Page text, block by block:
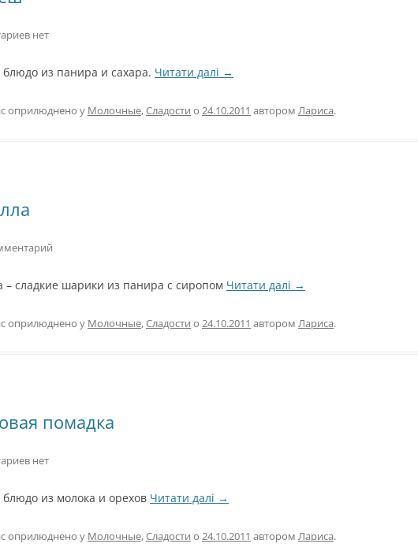
нет
блюдо из панира и сахара. Читати далі →
оприлюднено у Молочные,Сладости о 24.10.2011 автором Лариса.
– сладкие шарики из панира с сиропом Читати далі →
оприлюднено у Молочные,Сладости о 24.10.2011 автором Лариса.
помадка
нет
блюдо из молока и орехов Читати далі →
оприлюднено у Молочные,Сладости о 24.10.2011 автором Лариса.